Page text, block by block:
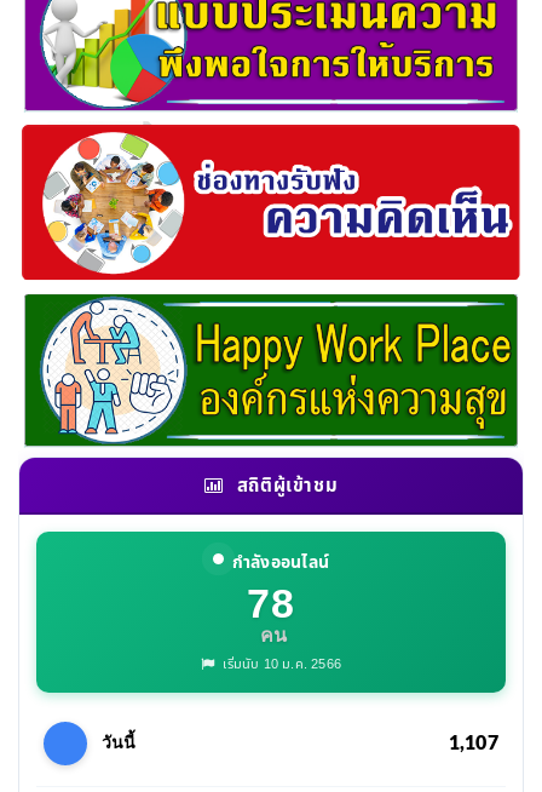
สถิติผู้เข้าชม
กำลังออนไลน์
78
คน
เริ่มนับ 10 ม.ค. 2566
วันนี้ 1,107